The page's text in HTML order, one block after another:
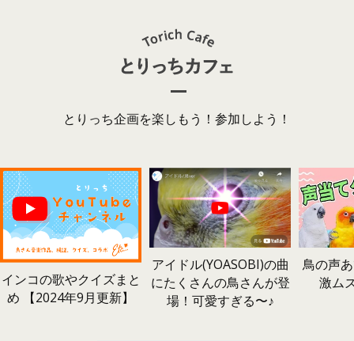
とりっち企画を楽しもう！参加しよう！
インコの歌やクイズまと
め 【2024年9月更新】
アイドル(YOASOBI)の曲
にたくさんの鳥さんが登
場！可愛すぎる〜♪
鳥の声
激ム